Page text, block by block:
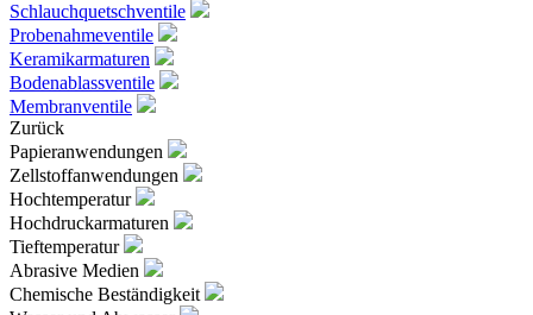
Schlauchquetschventile
Probenahmeventile
Keramikarmaturen
Bodenablassventile
Membranventile
Zurück
Papieranwendungen
Zellstoffanwendungen
Hochtemperatur
Hochdruckarmaturen
Tieftemperatur
Abrasive Medien
Chemische Beständigkeit